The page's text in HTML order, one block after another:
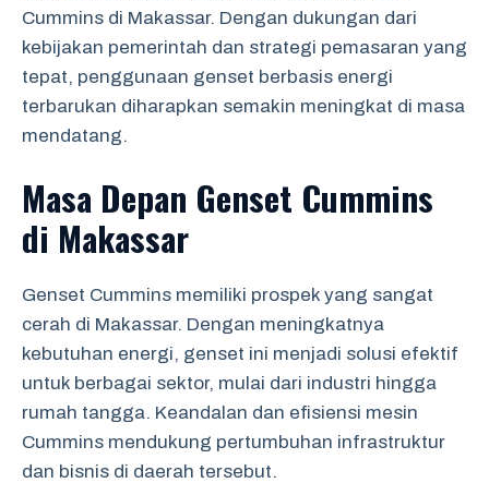
Cummins di Makassar. Dengan dukungan dari
kebijakan pemerintah dan strategi pemasaran yang
tepat, penggunaan genset berbasis energi
terbarukan diharapkan semakin meningkat di masa
mendatang.
Masa Depan Genset Cummins
di Makassar
Genset Cummins memiliki prospek yang sangat
cerah di Makassar. Dengan meningkatnya
kebutuhan energi, genset ini menjadi solusi efektif
untuk berbagai sektor, mulai dari industri hingga
rumah tangga. Keandalan dan efisiensi mesin
Cummins mendukung pertumbuhan infrastruktur
dan bisnis di daerah tersebut.